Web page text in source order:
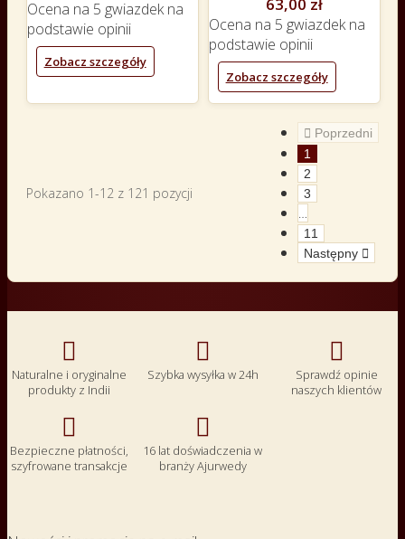
Ocena na 5 gwiazdek na
podstawie opinii
Zobacz szczegóły
Ocena na 5 gwiazdek na
podstawie opinii
Zobacz szczegóły
Pokazano 1-12 z 121 pozycji
 Poprzedni
1
2
3
…
11
Następny 

Naturalne i oryginalne
produkty z Indii

Szybka wysyłka w 24h

Sprawdź opinie
naszych klientów

Bezpieczne płatności,
szyfrowane transakcje

16 lat doświadczenia w
branży Ajurwedy